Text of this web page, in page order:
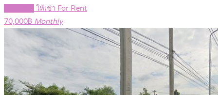
ให้เช่า For Rent
70,000฿ Monthly